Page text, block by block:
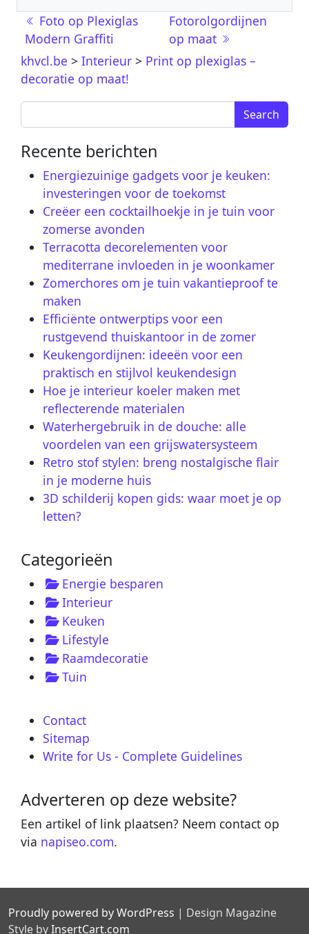
Post navigation
Foto op Plexiglas
Modern Graffiti
Fotorolgordijnen
op maat
khvcl.be > Interieur > Print op plexiglas –
decoratie op maat!
Search for:
Recente berichten
Energiezuinige gadgets voor je keuken:
investeringen voor de toekomst
Creëer een cocktailhoekje in je tuin voor
zomerse avonden
Terracotta decorelementen voor
mediterrane invloeden in je woonkamer
Zomerchores om je tuin vakantieproof te
maken
Efficiënte ontwerptips voor een
rustgevend thuiskantoor in de zomer
Keukengordijnen: ideeën voor een
praktisch en stijlvol keukendesign
Hoe je interieur koeler maken met
reflecterende materialen
Waterhergebruik in de douche: alle
voordelen van een grijswatersysteem
Retro stof stylen: breng nostalgische flair
in je moderne huis
3D schilderij kopen gids: waar moet je op
letten?
Categorieën
Energie besparen
Interieur
Keuken
Lifestyle
Raamdecoratie
Tuin
Contact
Sitemap
Write for Us - Complete Guidelines
Adverteren op deze website?
Een artikel of link plaatsen? Neem contact op
via napiseo.com.
Proudly powered by WordPress | Design Magazine
Style byInsertCart.com